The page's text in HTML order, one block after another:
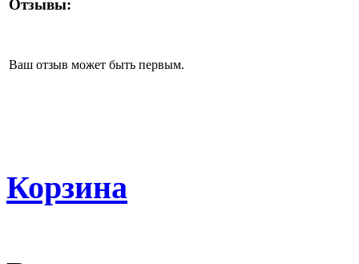
Отзывы:
Ваш отзыв может быть первым.
Корзина